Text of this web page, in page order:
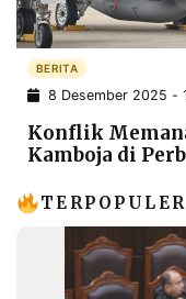
POLICY
INFORMASI
IKLAN
PENGADUAN
OF
IKUTI
KAMI
BERITA
8 Desember 2025 -
Konflik
Kamboja di
TERPOPULER